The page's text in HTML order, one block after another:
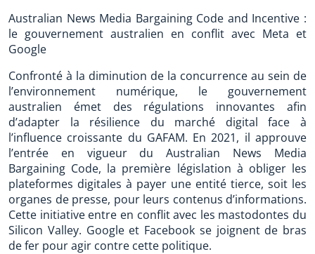
Australian News Media Bargaining Code and Incentive :
le gouvernement australien en conflit avec Meta et
Google
Confronté à la diminution de la concurrence au sein de
l’environnement numérique, le gouvernement
australien émet des régulations innovantes afin
d’adapter la résilience du marché digital face à
l’influence croissante du GAFAM. En 2021, il approuve
l’entrée en vigueur du Australian News Media
Bargaining Code, la première législation à obliger les
plateformes digitales à payer une entité tierce, soit les
organes de presse, pour leurs contenus d’informations.
Cette initiative entre en conflit avec les mastodontes du
Silicon Valley. Google et Facebook se joignent de bras
de fer pour agir contre cette politique.